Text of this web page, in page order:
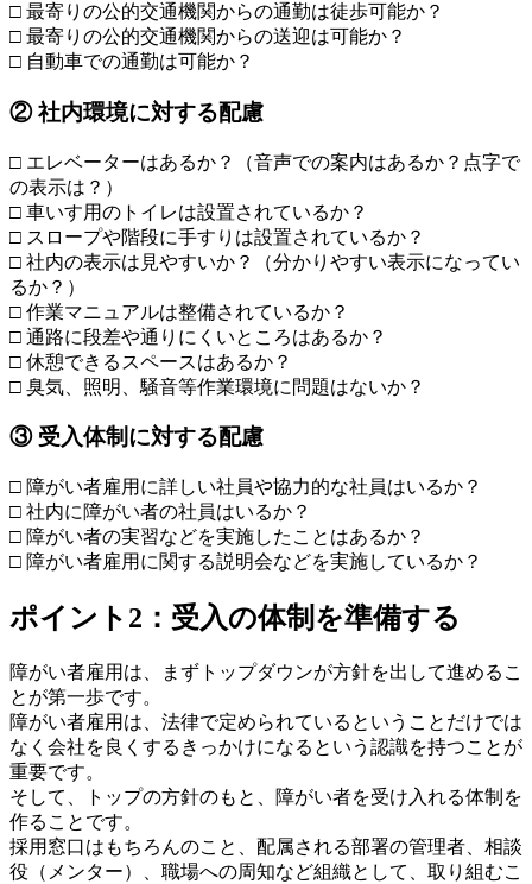
□ 最寄りの公的交通機関からの通勤は徒歩可能か？
□ 最寄りの公的交通機関からの送迎は可能か？
□ 自動車での通勤は可能か？
② 社内環境に対する配慮
□ エレベーターはあるか？（音声での案内はあるか？点字で
の表示は？）
□ 車いす用のトイレは設置されているか？
□ スロープや階段に手すりは設置されているか？
□ 社内の表示は見やすいか？（分かりやすい表示になってい
るか？）
□ 作業マニュアルは整備されているか？
□ 通路に段差や通りにくいところはあるか？
□ 休憩できるスペースはあるか？
□ 臭気、照明、騒音等作業環境に問題はないか？
③ 受入体制に対する配慮
□ 障がい者雇用に詳しい社員や協力的な社員はいるか？
□ 社内に障がい者の社員はいるか？
□ 障がい者の実習などを実施したことはあるか？
□ 障がい者雇用に関する説明会などを実施しているか？
ポイント2：受入の体制を準備する
障がい者雇用は、まずトップダウンが方針を出して進めるこ
とが第一歩です。
障がい者雇用は、法律で定められているということだけでは
なく会社を良くするきっかけになるという認識を持つことが
重要です。
そして、トップの方針のもと、障がい者を受け入れる体制を
作ることです。
採用窓口はもちろんのこと、配属される部署の管理者、相談
役（メンター）、職場への周知など組織として、取り組むこ